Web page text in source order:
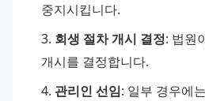
중지시킵니다.
회생 절차 개시 결정: 법원
개시를 결정합니다.
관리인 선임: 일부 경우에